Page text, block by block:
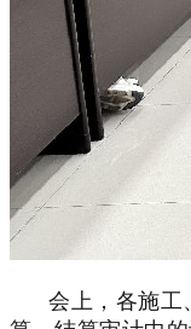
会上，各施工